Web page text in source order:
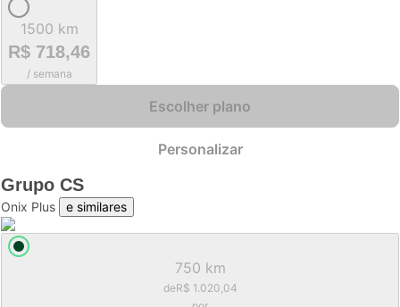
1500 km
R$ 718,46
/ semana
Escolher plano
Personalizar
Grupo CS
Onix Plus e similares
750 km
deR$ 1.020,04